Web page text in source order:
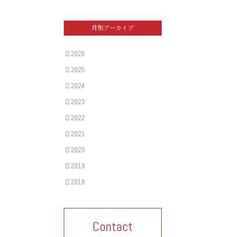
月別アーカイブ
2026
2025
2024
2023
2022
2021
2020
2019
2018
Contact